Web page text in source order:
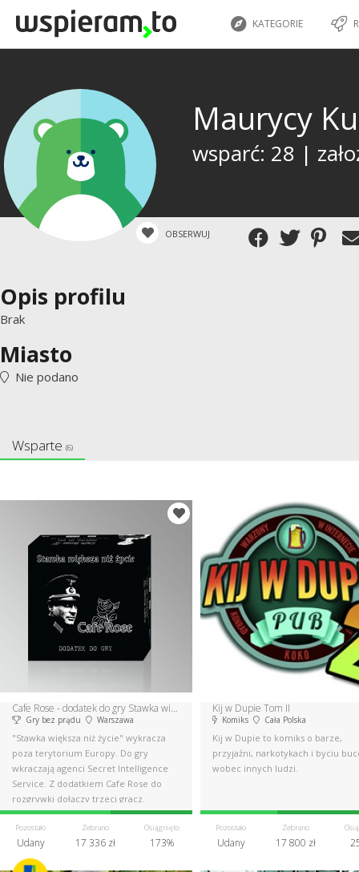
KATEGORIE
Maurycy
wsparć: 28 |
OBSERWUJ
Opis profilu
Brak
Miasto
Nie podano
Wsparte (6)
Cafe Rose - dodatek do gry Stawka większa niż życie
Gry bez prądu Warszawa
"Stawka większa niż życie" wykracza
poza terytorium Europy. Do gry
wkraczają agenci Secret Intelligence
Service. Z dodatkiem Cafe Rose do
rozgrywki dołączy trzeci gracz.
Pozostało
Udany
Zebrano
17 336 zł
Osiągnięto
173%
Kij w Dupie Tom II
Komiks Cała Polska
Kij w Dupie to komiks o barze,
przyjaźni, narkotykach i byciu
wobec innych ludzi.
Pozostało
Udany
Zebrano
17 800 zł